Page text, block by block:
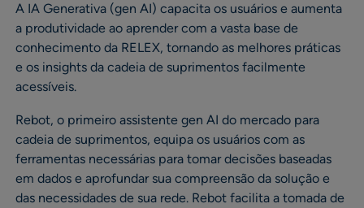
A IA Generativa (gen AI) capacita os usuários e aumenta
a produtividade ao aprender com a vasta base de
conhecimento da RELEX, tornando as melhores práticas
e os insights da cadeia de suprimentos facilmente
acessíveis.
Rebot, o primeiro assistente gen AI do mercado para
cadeia de suprimentos, equipa os usuários com as
ferramentas necessárias para tomar decisões baseadas
em dados e aprofundar sua compreensão da solução e
das necessidades de sua rede. Rebot facilita a tomada de